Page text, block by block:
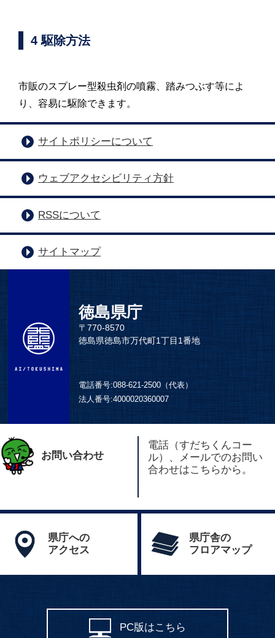
4 駆除方法
市販のスプレー型殺虫剤の噴霧、踏みつぶす等によ
り、容易に駆除できます。
サイトポリシーについて
ウェブアクセシビリティ方針
RSSについて
サイトマップ
徳島県庁
〒770-8570
徳島県徳島市万代町1丁目1番地
電話番号:088-621-2500（代表）
法人番号:4000020360007
お問い合わせ
電話（すだちくんコー
ル）、メールでのお問い
合わせはこちらから。
県庁への
アクセス
県庁舎の
フロアマップ
PC版はこちら